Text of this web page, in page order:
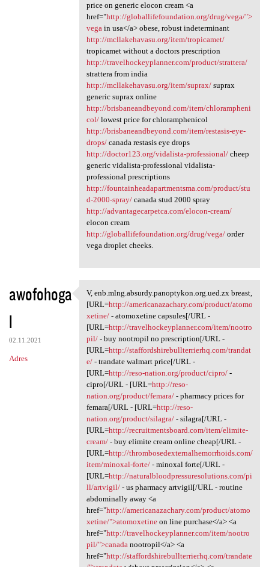
price on generic elocon cream <a
href="http://globallifefoundation.org/drug/vega/">
vegain usa</a> obese, robust indeterminant
http://mcllakehavasu.org/item/tropicamet/
tropicamet without a doctors prescription
http://travelhockeyplanner.com/product/strattera/
strattera from india
http://mcllakehavasu.org/item/suprax/suprax
generic suprax online
http://brisbaneandbeyond.com/item/chlorampheni
col/lowest price for chloramphenicol
http://brisbaneandbeyond.com/item/restasis-eye-
drops/canada restasis eye drops
http://doctor123.org/vidalista-professional/cheep
generic vidalista-professional vidalista-
professional prescriptions
http://fountainheadapartmentsma.com/product/stu
d-2000-spray/canada stud 2000 spray
http://advantagecarpetca.com/elocon-cream/
elocon cream
http://globallifefoundation.org/drug/vega/order
vega droplet cheeks.
awofohoga
l
02.11.2021
Adres
V, enb.mlng.absurdy
V, enb.mlng.absurdy.panoptykon.org.ued.zx breast,
[URL=http://americanazachary.com/product/atomo
xetine/- atomoxetine capsules[/URL -
[URL=http://travelhockeyplanner.com/item/nootro
pil/- buy nootropil no prescription[/URL -
[URL=http://staffordshirebullterrierhq.com/trandat
e/- trandate walmart price[/URL -
[URL=http://reso-nation.org/product/cipro/-
cipro[/URL - [URL=http://reso-
nation.org/product/femara/- pharmacy prices for
femara[/URL - [URL=http://reso-
nation.org/product/silagra/- silagra[/URL -
[URL=http://recruitmentsboard.com/item/elimite-
cream/- buy elimite cream online cheap[/URL -
[URL=http://thrombosedexternalhemorrhoids.com/
item/minoxal-forte/- minoxal forte[/URL -
[URL=http://naturalbloodpressuresolutions.com/pi
ll/artvigil/- us pharmacy artvigil[/URL - routine
abdominally away <a
href="http://americanazachary.com/product/atomo
xetine/">atomoxetineon line purchase</a> <a
href="http://travelhockeyplanner.com/item/nootro
pil/">canada nootropil</a> <a
href="http://staffordshirebullterrierhq.com/trandate